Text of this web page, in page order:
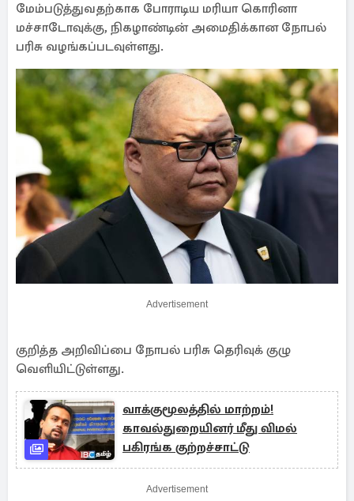
மேம்படுத்துவதற்காக போராடிய மரியா கொரினா
மச்சாடோவுக்கு, நிகழாண்டின் அமைதிக்கான நோபல்
பரிசு வழங்கப்படவுள்ளது.
Advertisement
குறித்த அறிவிப்பை நோபல் பரிசு தெரிவுக் குழு
வெளியிட்டுள்ளது.
வாக்குமூலத்தில் மாற்றம்!
காவல்துறையினர் மீது விமல்
பகிரங்க குற்றச்சாட்டு
Advertisement